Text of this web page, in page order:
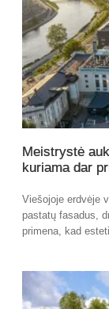
Meistrystė
kuriama dar
Viešojoje erdvėje
pastatų fasadus,
primena, kad